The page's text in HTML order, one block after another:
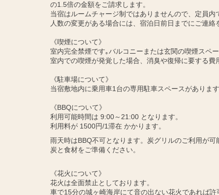
の1.5倍の金額をご請求します。
当宿はルームチャージ制ではありませんので、定員内
人数の変更がある場合には、宿泊日前日までにご連絡
《喫煙について》
室内完全禁煙です｡バルコニーまたは玄関の喫煙スペー
室内での喫煙が発覚した場合、消臭や復帰に要する費
《駐車場について》
当宿敷地内に乗用車1台の専用駐車スペースがあります
《BBQについて》
利用可能時間は 9:00～21:00 となります。
利用料が 1500円/1滞在 かかります。
雨天時はBBQ不可となります。炭グリルのご利用が可
炭と食材をご準備ください。
《花火について》
花火は全面禁止としております。
車で15分の城ヶ崎海岸にて音の出ない花火であれば